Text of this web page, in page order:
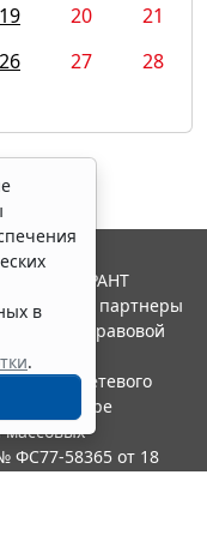
19 20
21
26 27
28
в
.
ГАРАНТ
и ее партнеры
правовой
сетевого
в сфере
ФС77-58365 от 18